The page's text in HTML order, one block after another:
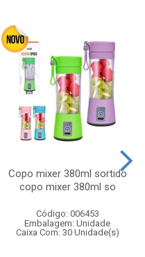
Copo mixer 380ml sortido
copo mixer 380ml so
Código: 006453
Embalagem: Unidade
Caixa Com: 30 Unidade(s)